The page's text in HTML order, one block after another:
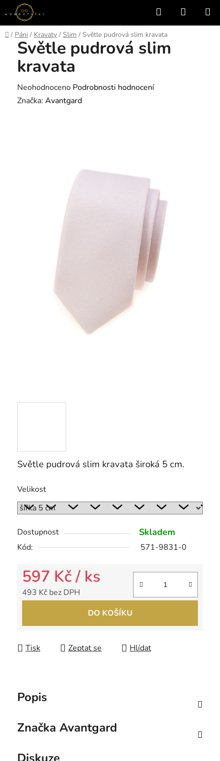
Přejít
na
obsah
Hledat
KOŠÍK
Domů
/ Páni / Kravaty / Slim / Světle pudrová slim kravata
Světle pudrová slim kravata široká 5 cm.
Velikost
Dostupnost Skladem
Kód: 571-9831-0
597 Kč/ ks
493 Kč bez DPH
DO KOŠÍKU
Tisk Zeptat se Hlídat
Světle pudrová slim
kravata
Průměrné
hodnocení
Neohodnoceno Podrobnosti hodnocení
Značka: Avantgard
Popis
Značka Avantgard